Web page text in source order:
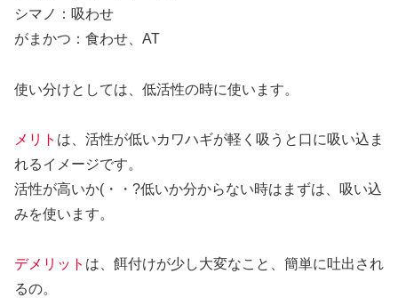
シマノ：吸わせ
がまかつ：食わせ、AT
使い分けとしては、低活性の時に使います。
メリト は、活性が低いカワハギが軽く吸うと口に吸い込ま
れるイメージです。
活性が高いか(・・?低いか分からない時はまずは、吸い込
みを使います。
デメリット は、餌付けが少し大変なこと、簡単に吐出され
るの。